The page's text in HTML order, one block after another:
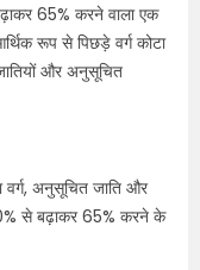
65% करने वाला एक
रूप से पिछड़े वर्ग कोटा
और अनुसूचित
वर्ग, अनुसूचित जाति और
से बढ़ाकर 65% करने के